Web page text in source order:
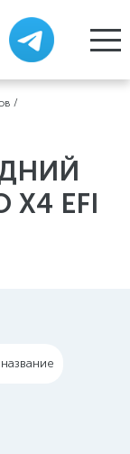
/
X4 EFI